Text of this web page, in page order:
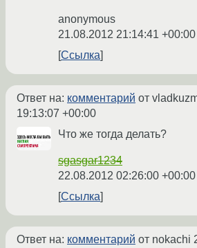
anonymous
21.08.2012 21:14:41 +00:00
Ссылка
Ответ на: комментарий от
19:13:07 +00:00
Что же тогда делать?
sgasgar1234
22.08.2012 02:26:00 +00:00
Ссылка
Ответ на: комментарий от nokachi